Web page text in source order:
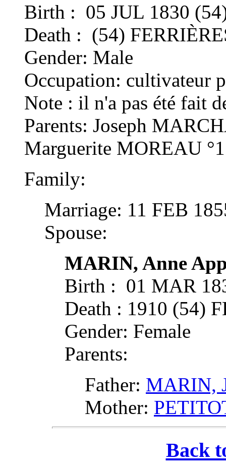
Birth : 05 JUL 1830
Death : (54)
Gender: Male
Occupation: cultivateur
Note : il n'a pas été fait
Parents: Joseph
Marguerite MOREAU
Family:
Marriage: 11 FEB
Spouse:
MARIN, Anne
Birth : 01 MAR
Death : 1910 (54)
Gender: Female
Parents:
Father: MARIN,
Mother:
Back